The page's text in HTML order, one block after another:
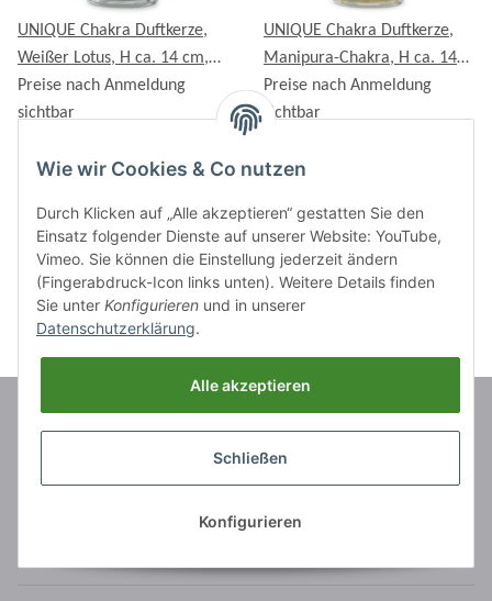
UNIQUE Chakra Duftkerze,
Weißer Lotus, H ca. 14 cm,
WEISS
Preise nach Anmeldung
sichtbar
UNIQUE Chakra Duftkerze,
Manipura-Chakra, H ca. 14
cm, GELB
Preise nach Anmeldung
sichtbar
Artikel 1 - 10 von 10
Informationen
Wie wir Cookies & Co nutzen
Durch Klicken auf „Alle akzeptieren“ gestatten Sie den
Einsatz folgender Dienste auf unserer Website: YouTube,
Vimeo. Sie können die Einstellung jederzeit ändern
(Fingerabdruck-Icon links unten). Weitere Details finden
Sie unter Konfigurieren und in unserer
Datenschutzerklärung.
Alle akzeptieren
Schließen
Konfigurieren